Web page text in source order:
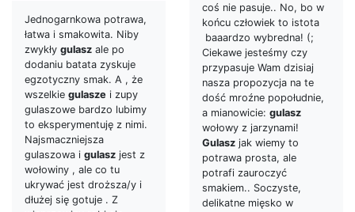
coś nie pasuje.. No, bo w
końcu człowiek to istota
baaardzo wybredna! (;
Ciekawe jesteśmy czy
przypasuje Wam dzisiaj
nasza propozycja na te
dość mroźne popołudnie,
a mianowicie: gulasz
wołowy z jarzynami!
Gulasz jak wiemy to
potrawa prosta, ale
potrafi zauroczyć
smakiem.. Soczyste,
delikatne mięsko w
Jednogarnkowa potrawa,
łatwa i smakowita. Niby
zwykły gulasz ale po
dodaniu batata zyskuje
egzotyczny smak. A , że
wszelkie gulasze i zupy
gulaszowe bardzo lubimy
to eksperymentuję z nimi.
Najsmaczniejsza
gulaszowa i gulasz jest z
wołowiny , ale co tu
ukrywać jest droższa/y i
dłużej się gotuje . Z